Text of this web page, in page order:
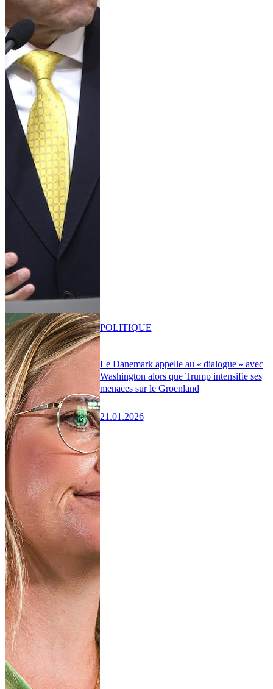
Le Danemark appelle au « dialogue » avec
Washington alors que Trump intensifie ses
menaces sur le Groenland
21.01.2026
POLITIQUE